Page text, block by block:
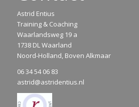
Astrid Entius
Training & Coaching
Waarlandsweg 19 a
1738 DL Waarland
Noord-Holland, Boven Alkmaar
06 34 54 06 83
astrid@astridentius.nl